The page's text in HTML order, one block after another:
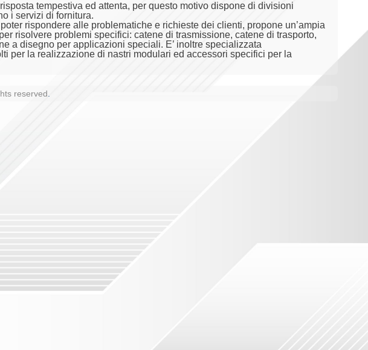
tempestiva ed attenta, per questo motivo dispone di divisioni
i servizi di fornitura.
rispondere alle problematiche e richieste dei clienti, propone un’ampia
risolvere problemi specifici: catene di trasmissione, catene di trasporto,
a disegno per applicazioni speciali. E’ inoltre specializzata
per la realizzazione di nastri modulari ed accessori specifici per la
reserved